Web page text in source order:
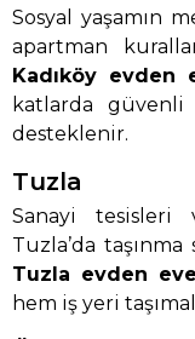
Sosyal yaşamın
apartman
Kadıköy evden
katlarda güvenli
desteklenir.
Tuzla
Sanayi tesisleri
Tuzla’da
Tuzla evden
hem iş yeri